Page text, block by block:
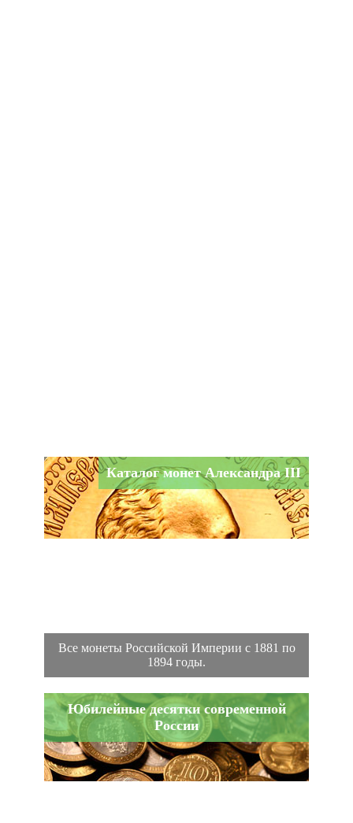
Каталог монет Александра III
Все монеты Российской Империи с 1881 по
1894 годы.
Юбилейные десятки современной
России